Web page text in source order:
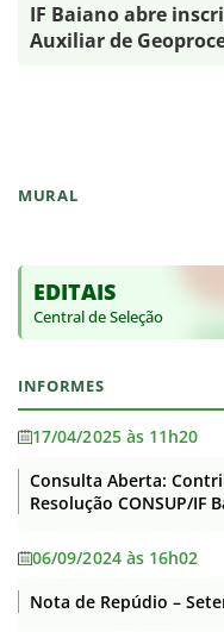
MURAL
EDITAIS
Central de Seleção
INFORMES
17/04/2025 às 11h20
Consulta Aberta:
Resolução CONSUP/IF
06/09/2024 às 16h02
Nota de Repúdio –
IF Baiano abre
Auxiliar de